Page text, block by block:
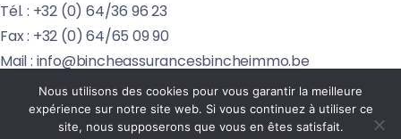
Tél. : +32 (0) 64/36 96 23
Fax : +32 (0) 64/65 09 90
Mail : info@bincheassurancesbincheimmo.be
Nous utilisons des cookies pour vous garantir la meilleure
expérience sur notre site web. Si vous continuez à utiliser ce
site, nous supposerons que vous en êtes satisfait.